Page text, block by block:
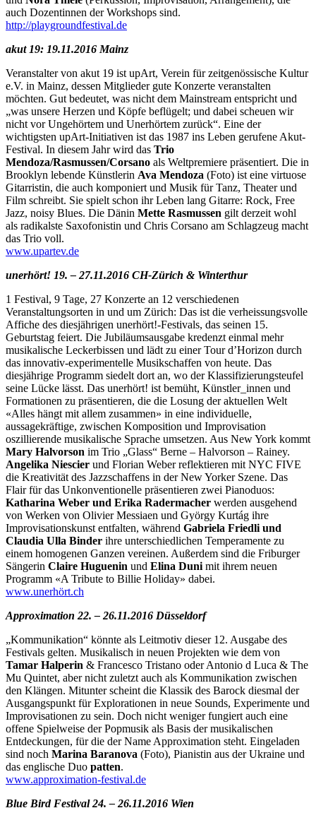
auch Dozentinnen der Workshops sind.
http://playgroundfestival.de
akut 19: 19.11.2016 Mainz
Veranstalter von akut 19 ist upArt, Verein für zeitgenössische Kultur
e.V. in Mainz, dessen Mitglieder gute Konzerte veranstalten
möchten. Gut bedeutet, was nicht dem Mainstream entspricht und
„was unsere Herzen und Köpfe beflügelt; und dabei scheuen wir
nicht vor Ungehörtem und Unerhörtem zurück“. Eine der
wichtigsten upArt-Initiativen ist das 1987 ins Leben gerufene Akut-
Festival. In diesem Jahr wird das Trio
Mendoza/Rasmussen/Corsano als Weltpremiere präsentiert. Die in
Brooklyn lebende Künstlerin Ava Mendoza (Foto) ist eine virtuose
Gitarristin, die auch komponiert und Musik für Tanz, Theater und
Film schreibt. Sie spielt schon ihr Leben lang Gitarre: Rock, Free
Jazz, noisy Blues. Die Dänin Mette Rasmussen gilt derzeit wohl
als radikalste Saxofonistin und Chris Corsano am Schlagzeug macht
das Trio voll.
www.upartev.de
unerhört! 19. – 27.11.2016 CH-Zürich & Winterthur
1 Festival, 9 Tage, 27 Konzerte an 12 verschiedenen
Veranstaltungsorten in und um Zürich: Das ist die verheissungsvolle
Affiche des diesjährigen unerhört!-Festivals, das seinen 15.
Geburtstag feiert. Die Jubiläumsausgabe kredenzt einmal mehr
musikalische Leckerbissen und lädt zu einer Tour d’Horizon durch
das innovativ-experimentelle Musikschaffen von heute. Das
diesjährige Programm siedelt dort an, wo der Klassifizierungsteufel
seine Lücke lässt. Das unerhört! ist bemüht, Künstler_innen und
Formationen zu präsentieren, die die Losung der aktuellen Welt
«Alles hängt mit allem zusammen» in eine individuelle,
aussagekräftige, zwischen Komposition und Improvisation
oszillierende musikalische Sprache umsetzen. Aus New York kommt
Mary Halvorson im Trio „Glass“ Berne – Halvorson – Rainey.
Angelika Niescier und Florian Weber reflektieren mit NYC FIVE
die Kreativität des Jazzschaffens in der New Yorker Szene. Das
Flair für das Unkonventionelle präsentieren zwei Pianoduos:
Katharina Weber und Erika Radermacher werden ausgehend
von Werken von Olivier Messiaen und György Kurtág ihre
Improvisationskunst entfalten, während Gabriela Friedli und
Claudia Ulla Binder ihre unterschiedlichen Temperamente zu
einem homogenen Ganzen vereinen. Außerdem sind die Friburger
Sängerin Claire Huguenin und Elina Duni mit ihrem neuen
Programm «A Tribute to Billie Holiday» dabei.
www.unerhört.ch
Approximation 22. – 26.11.2016 Düsseldorf
„Kommunikation“ könnte als Leitmotiv dieser 12. Ausgabe des
Festivals gelten. Musikalisch in neuen Projekten wie dem von
Tamar Halperin & Francesco Tristano oder Antonio d Luca & The
Mu Quintet, aber nicht zuletzt auch als Kommunikation zwischen
den Klängen. Mitunter scheint die Klassik des Barock diesmal der
Ausgangspunkt für Explorationen in neue Sounds, Experimente und
Improvisationen zu sein. Doch nicht weniger fungiert auch eine
offene Spielweise der Popmusik als Basis der musikalischen
Entdeckungen, für die der Name Approximation steht. Eingeladen
sind noch Marina Baranova (Foto), Pianistin aus der Ukraine und
das englische Duo patten.
www.approximation-festival.de
Blue Bird Festival 24. – 26.11.2016 Wien